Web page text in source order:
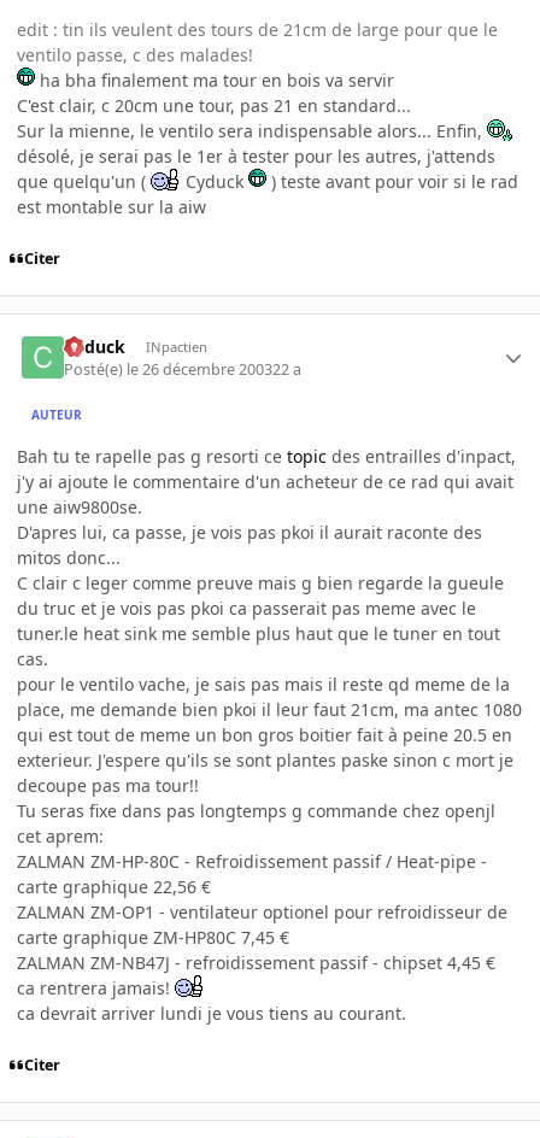
edit : tin ils veulent des tours de 21cm de large pour que le
ventilo passe, c des malades!
ha bha finalement ma tour en bois va servir
C'est clair, c 20cm une tour, pas 21 en standard...
Sur la mienne, le ventilo sera indispensable alors... Enfin,
désolé, je serai pas le 1er à tester pour les autres, j'attends
que quelqu'un (
Cyduck
) teste avant pour voir si le rad
est montable sur la aiw
Citer
Cyduck INpactien
Posté(e) le 26 décembre 200322 a
AUTEUR
Bah tu te rapelle pas g resorti ce topic des entrailles d'inpact,
j'y ai ajoute le commentaire d'un acheteur de ce rad qui avait
une aiw9800se.
D'apres lui, ca passe, je vois pas pkoi il aurait raconte des
mitos donc...
C clair c leger comme preuve mais g bien regarde la gueule
du truc et je vois pas pkoi ca passerait pas meme avec le
tuner.le heat sink me semble plus haut que le tuner en tout
cas.
pour le ventilo vache, je sais pas mais il reste qd meme de la
place, me demande bien pkoi il leur faut 21cm, ma antec 1080
qui est tout de meme un bon gros boitier fait à peine 20.5 en
exterieur. J'espere qu'ils se sont plantes paske sinon c mort je
decoupe pas ma tour!!
Tu seras fixe dans pas longtemps g commande chez openjl
cet aprem:
ZALMAN ZM-HP-80C - Refroidissement passif / Heat-pipe -
carte graphique 22,56 €
ZALMAN ZM-OP1 - ventilateur optionel pour refroidisseur de
carte graphique ZM-HP80C 7,45 €
ZALMAN ZM-NB47J - refroidissement passif - chipset 4,45 €
ca rentrera jamais!
ca devrait arriver lundi je vous tiens au courant.
Citer